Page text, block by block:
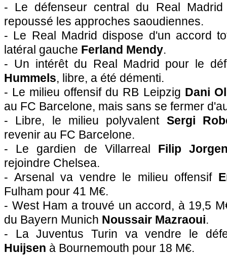
- Le défenseur central du Real
repoussé les approches saoudiennes.
- Le Real Madrid dispose d'un accord
latéral gauche Ferland Mendy.
- Un intérêt du Real Madrid pour le
Hummels, libre, a été démenti.
- Le milieu offensif du RB Leipzig Dani
au FC Barcelone, mais sans se fermer
- Libre, le milieu polyvalent Sergi
revenir au FC Barcelone.
- Le gardien de Villarreal Filip
rejoindre Chelsea.
- Arsenal va vendre le milieu offensif
Fulham pour 41 M€.
- West Ham a trouvé un accord, à 19,5
du Bayern Munich Noussair Mazraoui.
- La Juventus Turin va vendre le
Huijsen à Bournemouth pour 18 M€.